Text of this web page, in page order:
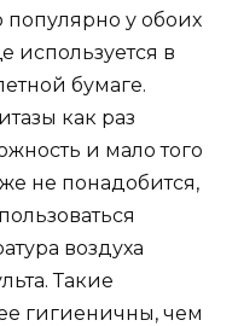
популярно у обоих
используется в
бумаге.
как раз
и мало того
не понадобится,
воздуха
Такие
гигиеничны, чем